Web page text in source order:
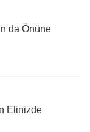
da Önüne
Elinizde